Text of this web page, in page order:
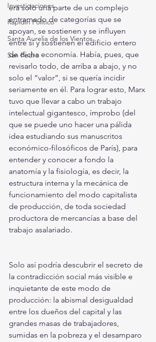
Investigaciones
Rapidín Político
Santa Aurelia de los Vientos
San Pedro
era solo una parte de un complejo
entramado de categorías que se
apoyan, se sostienen y se influyen
entre sí y sostienen el edificio entero
de dicha economía. Había, pues, que
revisarlo todo, de arriba a abajo, y no
solo el “valor”, si se quería incidir
seriamente en él. Para lograr esto, Marx
tuvo que llevar a cabo un trabajo
intelectual gigantesco, ímprobo (del
que se puede uno hacer una pálida
idea estudiando sus manuscritos
económico-filosóficos de París), para
entender y conocer a fondo la
anatomía y la fisiología, es decir, la
estructura interna y la mecánica de
funcionamiento del modo capitalista
de producción, de toda sociedad
productora de mercancías a base del
trabajo asalariado.
Solo así podría descubrir el secreto de
la contradicción social más visible e
inquietante de este modo de
producción: la abismal desigualdad
entre los dueños del capital y las
grandes masas de trabajadores,
sumidas en la pobreza y el desamparo